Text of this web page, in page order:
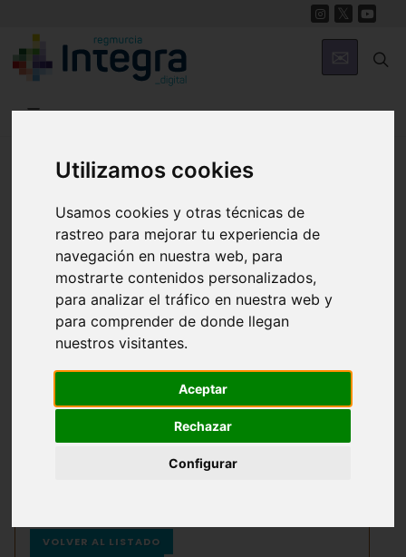
Utilizamos cookies
Usamos cookies y otras técnicas de
rastreo para mejorar tu experiencia de
navegación en nuestra web, para
mostrarte contenidos personalizados,
para analizar el tráfico en nuestra web y
para comprender de donde llegan
nuestros visitantes.
Aceptar
Rechazar
Configurar
Región de Murcia Digital
Fondos documentales |Colecciones de fotografías
Hemeroteca|Cine doméstico
Búsqueda Sencilla Avanzada
Archivos Ayuda
VOLVER AL LISTADO